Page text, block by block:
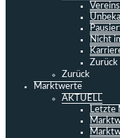
Nicht
Zurück
Zurück
Marktwerte
AKTUELL
Letzte